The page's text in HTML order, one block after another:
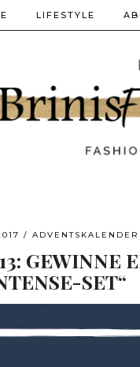
LIFESTYLE
ADVENTSKALENDER
GEWINNE
SET“